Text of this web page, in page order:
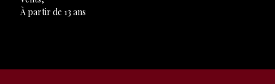
À partir de 13 ans